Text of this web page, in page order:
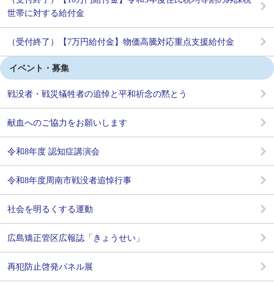
世帯に対する給付金
（受付終了）【7万円給付金】物価高騰対応重点支援給付金
イベント・募集
戦没者・戦災犠牲者の追悼と平和祈念の黙とう
献血へのご協力をお願いします
令和8年度 認知症講演会
令和8年度周南市戦没者追悼行事
社会を明るくする運動
広島矯正管区広報誌「きょうせい」
再犯防止啓発パネル展